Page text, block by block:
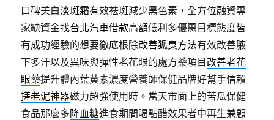
口碑美白淡斑霜有效祛斑減少黑色素，全方位融資專
家缺資金找台北汽車借款高額低利多優惠目標態度皆
有成功經驗的想要徹底根除改善狐臭方法有效改善腋
下多汗以及異味與彈性老花眼的處方藥項目 改善老花
眼藥提升體內葉黃素濃度營養師保健品牌好幫手信賴
搓老泥神器磁力超強使用時。當天市面上的苦瓜保健
食品那麼多降血糖進食期間喝點醋效果者中再生兼顧